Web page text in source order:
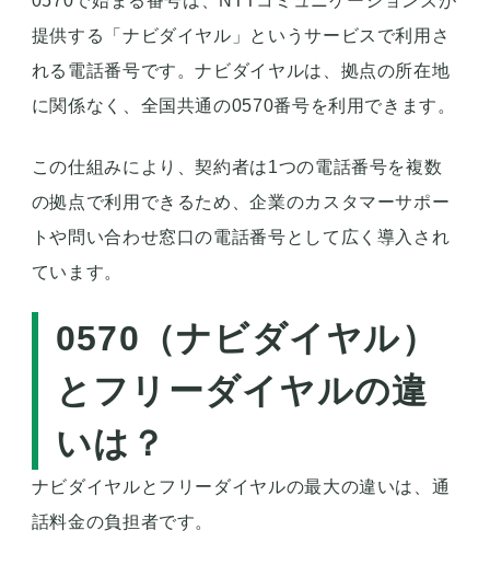
提供する「ナビダイヤル」というサービスで利用さ
れる電話番号です。ナビダイヤルは、拠点の所在地
に関係なく、全国共通の0570番号を利用できます。
この仕組みにより、契約者は1つの電話番号を複数
の拠点で利用できるため、企業のカスタマーサポー
トや問い合わせ窓口の電話番号として広く導入され
ています。
0570（ナビダイヤル）
とフリーダイヤルの違
いは？
ナビダイヤルとフリーダイヤルの最大の違いは、通
話料金の負担者です。